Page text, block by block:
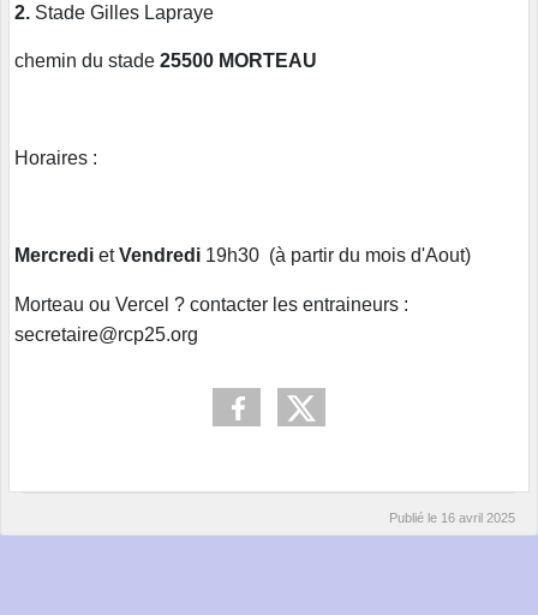
2. Stade Gilles Lapraye
chemin du stade 25500 MORTEAU
Horaires :
Mercredi etVendredi 19h30 (à partir du mois d'Aout)
Morteau ou Vercel ? contacter les entraineurs :
secretaire@rcp25.org
Publié le 16 avril 2025